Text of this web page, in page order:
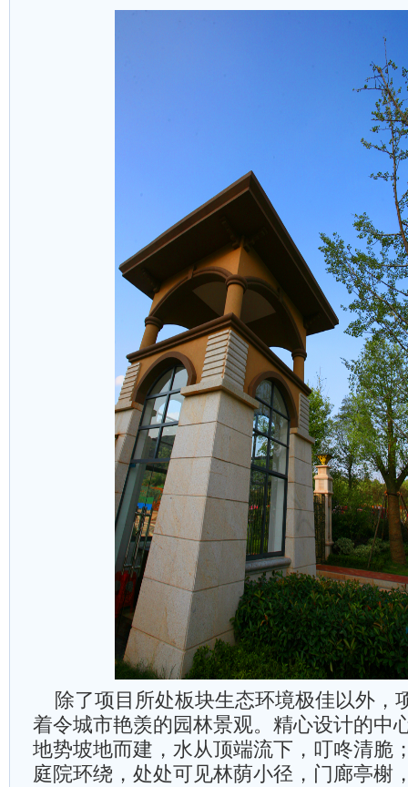
除了项目所处板块生态环境极佳以外，
着令城市艳羡的园林景观。精心设计的中
地势坡地而建，水从顶端流下，叮咚清脆
庭院环绕，处处可见林荫小径，门廊亭榭